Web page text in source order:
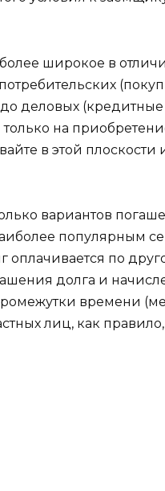
широкое в
деловых
только на
в этой
вариантов
популярным
оплачивается по
долга и
времени
лиц, как